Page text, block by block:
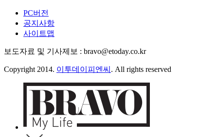
PC버전
공지사항
사이트맵
보도자료 및 기사제보 : bravo@etoday.co.kr
Copyright 2014. 이투데이피엔씨 . All rights reserved